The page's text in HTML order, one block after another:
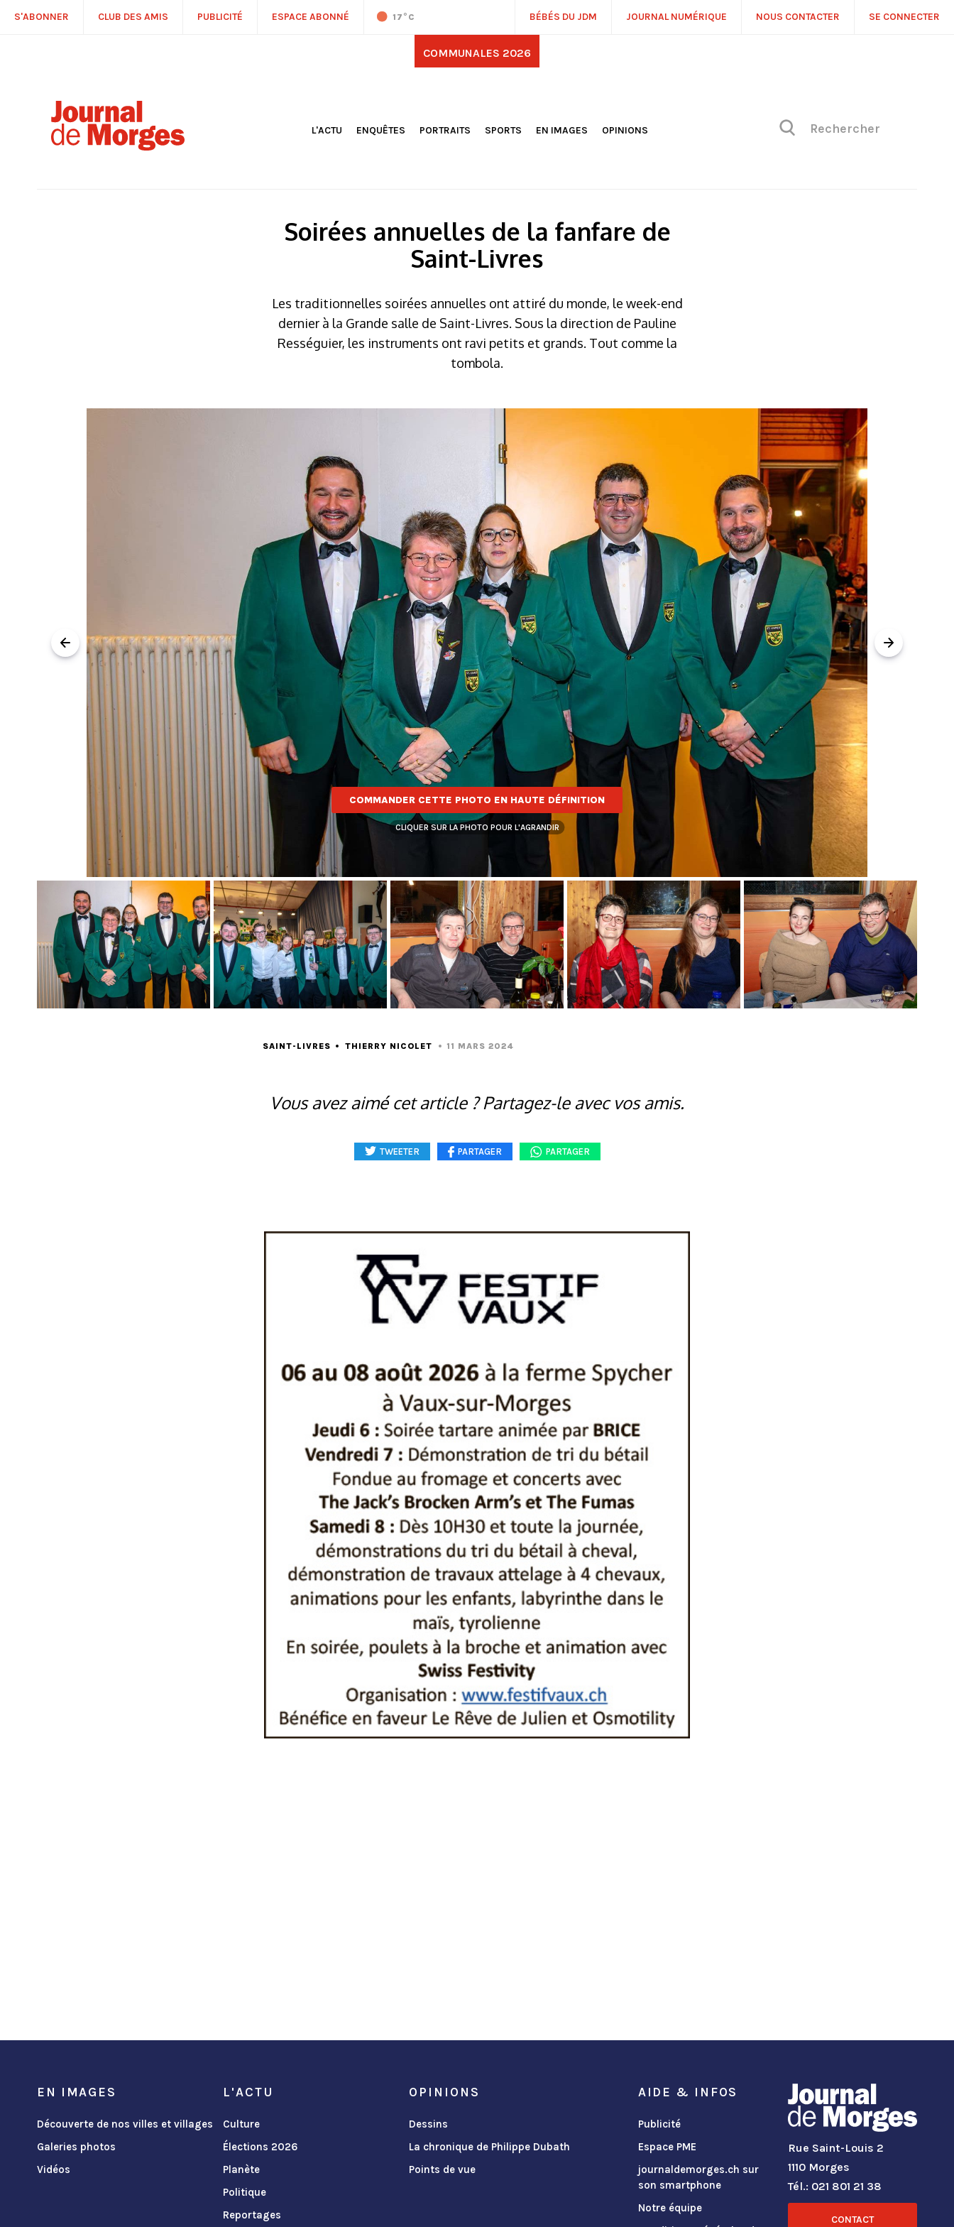
S'ABONNER CLUB DES AMIS PUBLICITÉ ESPACE ABONNÉ 17 °C BÉBÉS DU JDM JOURNAL NUMÉRIQUE NOUS CONTACTER SE CONNECTER
COMMUNALES 2026
L'ACTU
CULTURE
PLANÈTE
ENQUÊTES PORTRAITS
SPORTS
EN IMAGES
OPINIONS
Soirées annuelles de la fanfare de
Saint-Livres
Les traditionnelles soirées annuelles ont attiré du monde, le week-end
dernier à la Grande salle de Saint-Livres. Sous la direction de Pauline
Rességuier, les instruments ont ravi petits et grands. Tout comme la
tombola.
COMMANDER CETTE PHOTO EN HAUTE DÉFINITION
CLIQUER SUR LA PHOTO POUR L'AGRANDIR
SAINT-LIVRES THIERRY NICOLET 11 MARS 2024
Vous avez aimé cet article ? Partagez-le avec vos amis.
TWEETER PARTAGER PARTAGER
EN IMAGES
Découverte de nos villes et villages
Galeries photos
Vidéos
L'ACTU
Culture
Élections 2026
Planète
Politique
Reportages
OPINIONS
Dessins
La chronique de Philippe Dubath
Points de vue
AIDE & INFOS
Publicité
Espace PME
journaldemorges.ch sur
son smartphone
Notre équipe
Rue Saint-Louis 2
1110 Morges
Tél.: 021 801 21 38
CONTACT